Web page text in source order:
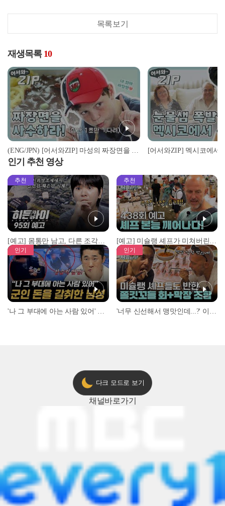
목록보기
재생목록 10
(ENG/JPN) [어서와ZIP] 마성의 짜장면을 차지하기 위한 자리싸움♨ l #어서와한국은처음이지 l EP.105
인기 추천 영상
추천
[예고] 몸통만 남고, 다른 조각은 어디에..? 시화호에서 드러난 충격적인 토막 살인사건!
추천
[예고] 미슐랭 셰프가 미쳐버린 이유! 본능이 깨어난 사건은?
인기 인기
다크 모드로 보기
채널바로가기